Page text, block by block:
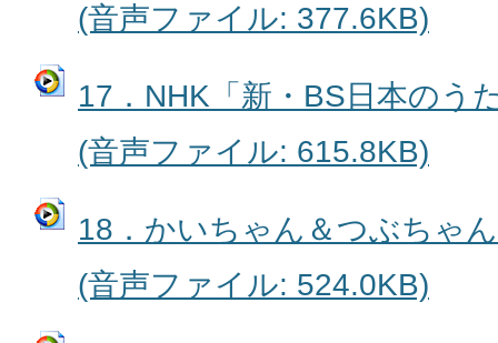
(音声ファイル: 377.6KB)
17．NHK「新・BS日本のう
(音声ファイル: 615.8KB)
18．かいちゃん＆つぶちゃ
(音声ファイル: 524.0KB)